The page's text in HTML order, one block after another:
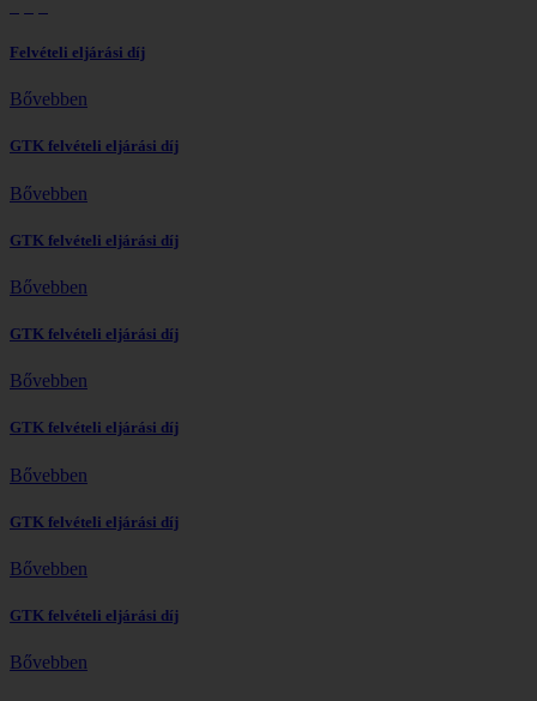
Felvételi eljárási díj
Bővebben
GTK felvételi eljárási díj
Bővebben
GTK felvételi eljárási díj
Bővebben
GTK felvételi eljárási díj
Bővebben
GTK felvételi eljárási díj
Bővebben
GTK felvételi eljárási díj
Bővebben
GTK felvételi eljárási díj
Bővebben